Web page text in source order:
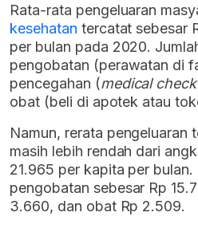
Rata-rata pengeluaran
kesehatan tercatat sebesar
per bulan pada 2020.
pengobatan (perawatan di
pencegahan (medical
obat (beli di apotek atau
Namun, rerata pengeluaran
masih lebih rendah dari
21.965 per kapita per bulan.
pengobatan sebesar Rp
3.660, dan obat Rp 2.509.